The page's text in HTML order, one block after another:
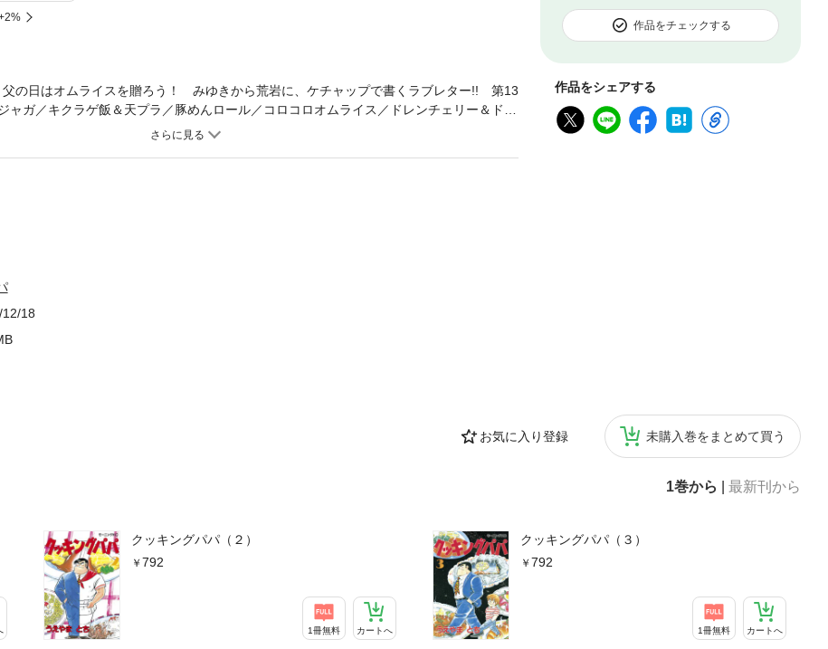
作品をチェックする
作品をシェアする
お気に入り登録 未購入巻をまとめて買う
1巻から 最新刊から
クッキングパパ（２）
792
1冊無料 カートへ
クッキングパパ（３）
792
1冊無料 カートへ
父の日はオムライスを贈ろう！ みゆきから荒岩に、ケチャップで書くラブレター!! 第13
ガ／キクラゲ飯＆天プラ／豚めんロール／コロコロオムライス／ドレンチェリー＆ドレ
スー／チキンソテー／ソルティフィッシュ／ズッキーニのスープ＆パンケーキ／ゆに～く
18